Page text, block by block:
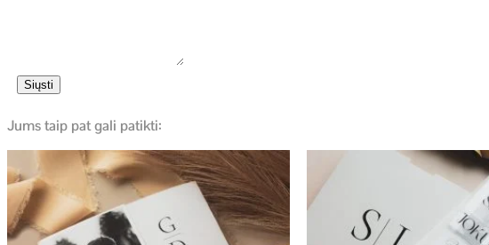
Siųsti
Jums taip pat gali patikti: